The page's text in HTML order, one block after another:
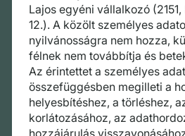
Lajos egyéni vállalkozó
12.). A közölt személyes
nyilvánosságra nem hozza,
félnek nem továbbítja és
Az érintettet a személyes
összefüggésben megilleti a
helyesbítéshez, a törléshez,
korlátozásához, az
hozzájárulás